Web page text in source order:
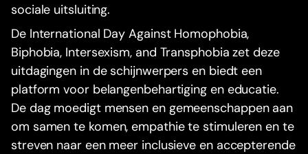
sociale uitsluiting.
De International Day Against Homophobia,
Biphobia, Intersexism, and Transphobia zet deze
uitdagingen in de schijnwerpers en biedt een
platform voor belangenbehartiging en educatie.
De dag moedigt mensen en gemeenschappen aan
om samen te komen, empathie te stimuleren en te
streven naar een meer inclusieve en accepterende